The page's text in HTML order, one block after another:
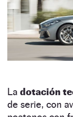
La dotación
de serie, con